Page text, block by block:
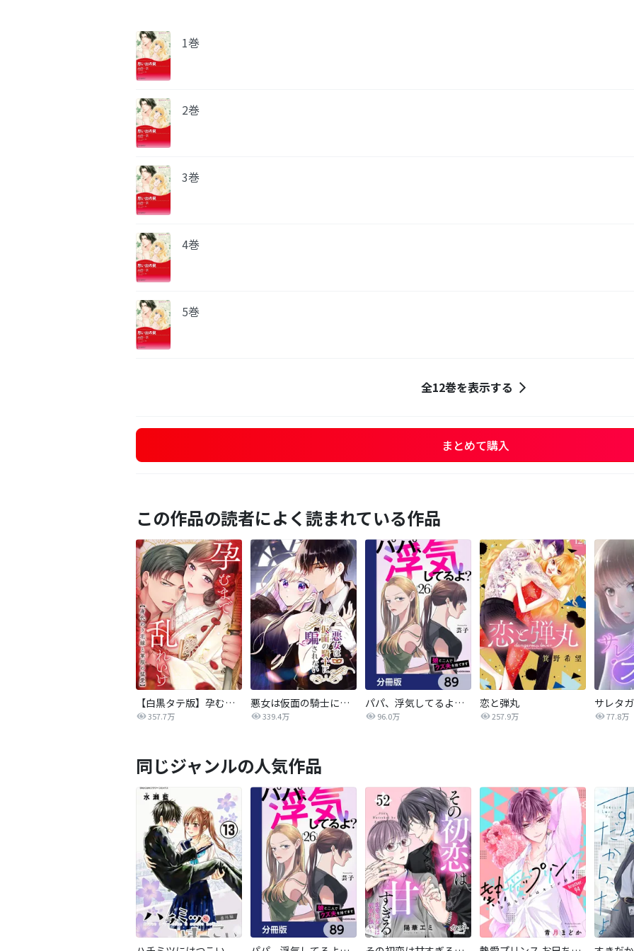
1巻
2巻
3巻
4巻
5巻
全12巻を表示する
まとめて購入
この作品の読者によく読まれている作品
【白黒タテ版】孕むまで乱れいけ～身代わり花嫁と軍服の猛愛
357.7万
悪女は仮面の騎士に騙されない
339.4万
パパ、浮気してるよ？娘と二人でクズ夫を捨てます【分冊版】
96.0万
恋と弾丸
257.9万 77.8万
同じジャンルの人気作品